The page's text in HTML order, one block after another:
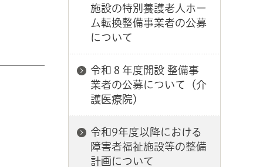
施設の特別養護老人ホー
ム転換整備事業者の公募
について
令和８年度開設 整備事
業者の公募について（介
護医療院）
令和9年度以降における
障害者福祉施設等の整備
計画について